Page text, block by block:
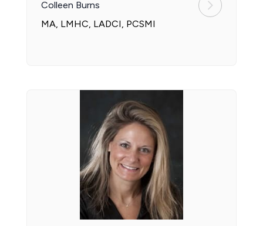
Colleen Burns
MA, LMHC, LADCI, PCSMI